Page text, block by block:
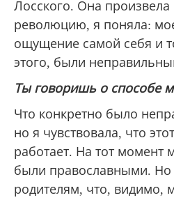
Лосского. Она
революцию, я поняла:
ощущение самой себя и
этого, были
Ты говоришь о способе
Что конкретно было
но я чувствовала, что
работает. На тот
были православными.
родителям, что, видимо,